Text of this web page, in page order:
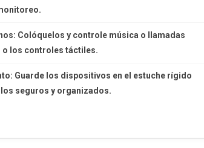
Colóquelos y controle música o llamadas
o los controles táctiles.
Guarde los dispositivos en el estuche rígido
seguros y organizados.